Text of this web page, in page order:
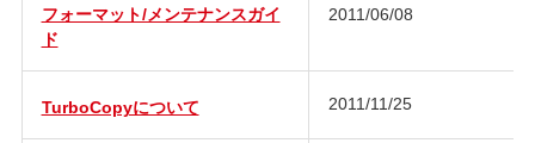
フォーマット/メンテナンスガイ
ド
2011/06/08
TurboCopyについて 2011/11/25